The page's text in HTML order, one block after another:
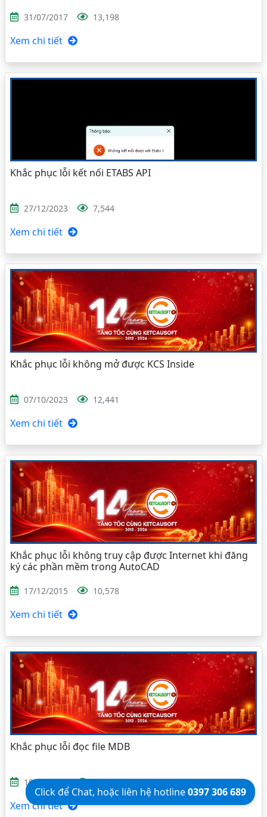
31/07/2017 13,198
Xem chi tiết
Khắc phục lỗi kết nối ETABS API
27/12/2023 7,544
Xem chi tiết
Khắc phục lỗi không mở được KCS Inside
07/10/2023 12,441
Xem chi tiết
Khắc phục lỗi không truy cập được Internet khi đăng
ký các phần mềm trong AutoCAD
17/12/2015 10,578
Xem chi tiết
Khắc phục lỗi đọc file MDB
19/04/2016 38,582
Xem chi tiết
Click để Chat, hoặc liên hệ hotline0397 306 689